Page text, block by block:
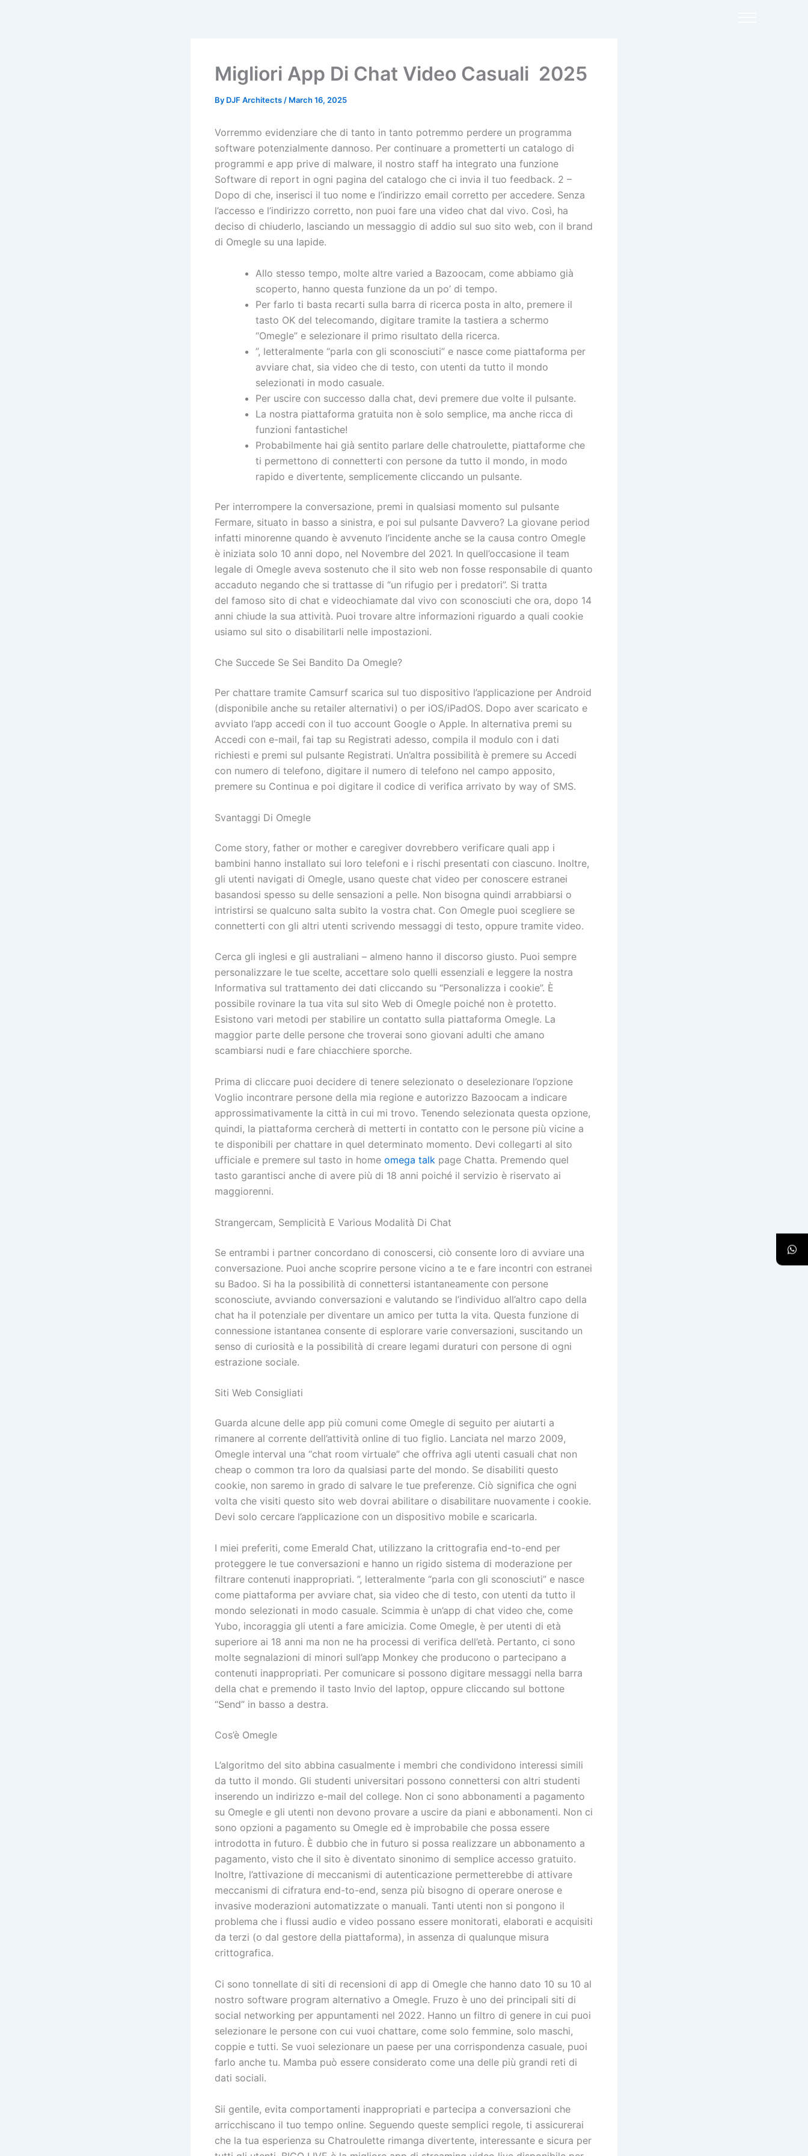
Migliori App Di Chat Video Casuali ️ 2025
By DJF Architects / March 16, 2025
Vorremmo evidenziare che di tanto in tanto potremmo perdere un programma
software potenzialmente dannoso. Per continuare a prometterti un catalogo di
programmi e app prive di malware, il nostro staff ha integrato una funzione
Software di report in ogni pagina del catalogo che ci invia il tuo feedback. 2 –
Dopo di che, inserisci il tuo nome e l’indirizzo email corretto per accedere. Senza
l’accesso e l’indirizzo corretto, non puoi fare una video chat dal vivo. Così, ha
deciso di chiuderlo, lasciando un messaggio di addio sul suo sito web, con il brand
di Omegle su una lapide.
Allo stesso tempo, molte altre varied a Bazoocam, come abbiamo già
scoperto, hanno questa funzione da un po’ di tempo.
Per farlo ti basta recarti sulla barra di ricerca posta in alto, premere il
tasto OK del telecomando, digitare tramite la tastiera a schermo
“Omegle” e selezionare il primo risultato della ricerca.
”, letteralmente “parla con gli sconosciuti” e nasce come piattaforma per
avviare chat, sia video che di testo, con utenti da tutto il mondo
selezionati in modo casuale.
Per uscire con successo dalla chat, devi premere due volte il pulsante.
La nostra piattaforma gratuita non è solo semplice, ma anche ricca di
funzioni fantastiche!
Probabilmente hai già sentito parlare delle chatroulette, piattaforme che
ti permettono di connetterti con persone da tutto il mondo, in modo
rapido e divertente, semplicemente cliccando un pulsante.
Per interrompere la conversazione, premi in qualsiasi momento sul pulsante
Fermare, situato in basso a sinistra, e poi sul pulsante Davvero? La giovane period
infatti minorenne quando è avvenuto l’incidente anche se la causa contro Omegle
è iniziata solo 10 anni dopo, nel Novembre del 2021. In quell’occasione il team
legale di Omegle aveva sostenuto che il sito web non fosse responsabile di quanto
accaduto negando che si trattasse di “un rifugio per i predatori”. Si tratta
del famoso sito di chat e videochiamate dal vivo con sconosciuti che ora, dopo 14
anni chiude la sua attività. Puoi trovare altre informazioni riguardo a quali cookie
usiamo sul sito o disabilitarli nelle impostazioni.
Che Succede Se Sei Bandito Da Omegle?
Per chattare tramite Camsurf scarica sul tuo dispositivo l’applicazione per Android
(disponibile anche su retailer alternativi) o per iOS/iPadOS. Dopo aver scaricato e
avviato l’app accedi con il tuo account Google o Apple. In alternativa premi su
Accedi con e-mail, fai tap su Registrati adesso, compila il modulo con i dati
richiesti e premi sul pulsante Registrati. Un’altra possibilità è premere su Accedi
con numero di telefono, digitare il numero di telefono nel campo apposito,
premere su Continua e poi digitare il codice di verifica arrivato by way of SMS.
Svantaggi Di Omegle
Come story, father or mother e caregiver dovrebbero verificare quali app i
bambini hanno installato sui loro telefoni e i rischi presentati con ciascuno. Inoltre,
gli utenti navigati di Omegle, usano queste chat video per conoscere estranei
basandosi spesso su delle sensazioni a pelle. Non bisogna quindi arrabbiarsi o
intristirsi se qualcuno salta subito la vostra chat. Con Omegle puoi scegliere se
connetterti con gli altri utenti scrivendo messaggi di testo, oppure tramite video.
Cerca gli inglesi e gli australiani – almeno hanno il discorso giusto. Puoi sempre
personalizzare le tue scelte, accettare solo quelli essenziali e leggere la nostra
Informativa sul trattamento dei dati cliccando su “Personalizza i cookie”. È
possibile rovinare la tua vita sul sito Web di Omegle poiché non è protetto.
Esistono vari metodi per stabilire un contatto sulla piattaforma Omegle. La
maggior parte delle persone che troverai sono giovani adulti che amano
scambiarsi nudi e fare chiacchiere sporche.
Prima di cliccare puoi decidere di tenere selezionato o deselezionare l’opzione
Voglio incontrare persone della mia regione e autorizzo Bazoocam a indicare
approssimativamente la città in cui mi trovo. Tenendo selezionata questa opzione,
quindi, la piattaforma cercherà di metterti in contatto con le persone più vicine a
te disponibili per chattare in quel determinato momento. Devi collegarti al sito
ufficiale e premere sul tasto in home omega talk page Chatta. Premendo quel
tasto garantisci anche di avere più di 18 anni poiché il servizio è riservato ai
maggiorenni.
Strangercam, Semplicità E Various Modalità Di Chat
Se entrambi i partner concordano di conoscersi, ciò consente loro di avviare una
conversazione. Puoi anche scoprire persone vicino a te e fare incontri con estranei
su Badoo. Si ha la possibilità di connettersi istantaneamente con persone
sconosciute, avviando conversazioni e valutando se l’individuo all’altro capo della
chat ha il potenziale per diventare un amico per tutta la vita. Questa funzione di
connessione istantanea consente di esplorare varie conversazioni, suscitando un
senso di curiosità e la possibilità di creare legami duraturi con persone di ogni
estrazione sociale.
Siti Web Consigliati
Guarda alcune delle app più comuni come Omegle di seguito per aiutarti a
rimanere al corrente dell’attività online di tuo figlio. Lanciata nel marzo 2009,
Omegle interval una “chat room virtuale” che offriva agli utenti casuali chat non
cheap o common tra loro da qualsiasi parte del mondo. Se disabiliti questo
cookie, non saremo in grado di salvare le tue preferenze. Ciò significa che ogni
volta che visiti questo sito web dovrai abilitare o disabilitare nuovamente i cookie.
Devi solo cercare l’applicazione con un dispositivo mobile e scaricarla.
I miei preferiti, come Emerald Chat, utilizzano la crittografia end-to-end per
proteggere le tue conversazioni e hanno un rigido sistema di moderazione per
filtrare contenuti inappropriati. ”, letteralmente “parla con gli sconosciuti” e nasce
come piattaforma per avviare chat, sia video che di testo, con utenti da tutto il
mondo selezionati in modo casuale. Scimmia è un’app di chat video che, come
Yubo, incoraggia gli utenti a fare amicizia. Come Omegle, è per utenti di età
superiore ai 18 anni ma non ne ha processi di verifica dell’età. Pertanto, ci sono
molte segnalazioni di minori sull’app Monkey che producono o partecipano a
contenuti inappropriati. Per comunicare si possono digitare messaggi nella barra
della chat e premendo il tasto Invio del laptop, oppure cliccando sul bottone
“Send” in basso a destra.
Cos’è Omegle
L’algoritmo del sito abbina casualmente i membri che condividono interessi simili
da tutto il mondo. Gli studenti universitari possono connettersi con altri studenti
inserendo un indirizzo e-mail del college. Non ci sono abbonamenti a pagamento
su Omegle e gli utenti non devono provare a uscire da piani e abbonamenti. Non ci
sono opzioni a pagamento su Omegle ed è improbabile che possa essere
introdotta in futuro. È dubbio che in futuro si possa realizzare un abbonamento a
pagamento, visto che il sito è diventato sinonimo di semplice accesso gratuito.
Inoltre, l’attivazione di meccanismi di autenticazione permetterebbe di attivare
meccanismi di cifratura end-to-end, senza più bisogno di operare onerose e
invasive moderazioni automatizzate o manuali. Tanti utenti non si pongono il
problema che i flussi audio e video possano essere monitorati, elaborati e acquisiti
da terzi (o dal gestore della piattaforma), in assenza di qualunque misura
crittografica.
Ci sono tonnellate di siti di recensioni di app di Omegle che hanno dato 10 su 10 al
nostro software program alternativo a Omegle. Fruzo è uno dei principali siti di
social networking per appuntamenti nel 2022. Hanno un filtro di genere in cui puoi
selezionare le persone con cui vuoi chattare, come solo femmine, solo maschi,
coppie e tutti. Se vuoi selezionare un paese per una corrispondenza casuale, puoi
farlo anche tu. Mamba può essere considerato come una delle più grandi reti di
dati sociali.
Sii gentile, evita comportamenti inappropriati e partecipa a conversazioni che
arricchiscano il tuo tempo online. Seguendo queste semplici regole, ti assicurerai
che la tua esperienza su Chatroulette rimanga divertente, interessante e sicura per